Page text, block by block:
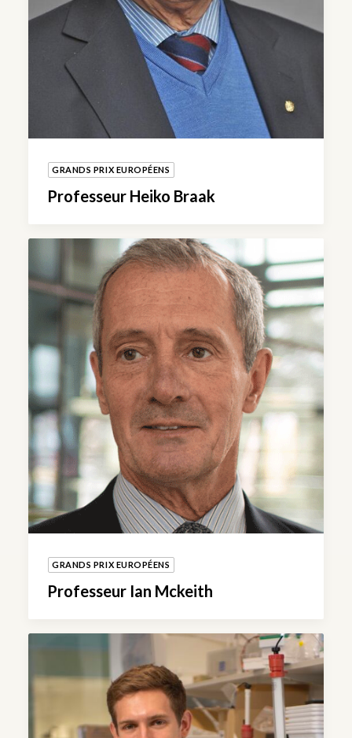
GRANDS PRIX EUROPÉENS
Professeur Heiko Braak
GRANDS PRIX EUROPÉENS
Professeur Ian Mckeith